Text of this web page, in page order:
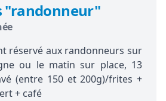
"randonneur"
réservé aux randonneurs sur
ou le matin sur place, 13
(entre 150 et 200g)/frites +
+ café